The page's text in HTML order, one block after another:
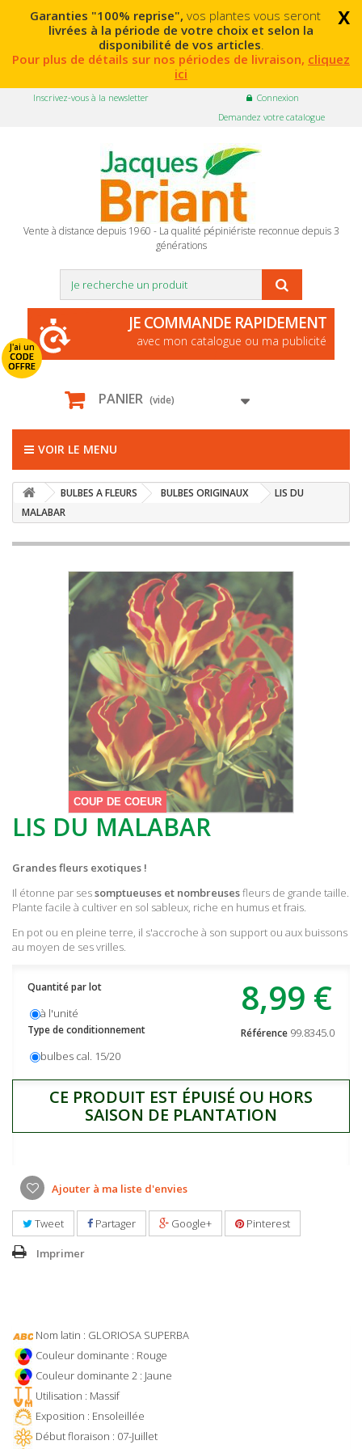
x
Garanties "100% reprise", vos plantes vous seront
livrées à la période de votre choix et selon la
disponibilité de vos articles.
Pour plus de détails sur nos périodes de livraison, cliquez
ici
Connexion
Inscrivez-vous à la newsletter
Demandez votre catalogue
Vente à distance depuis 1960 - La qualité pépiniériste reconnue depuis 3
générations
J'ai un
CODE
OFFRE
JE COMMANDE RAPIDEMENT
avec mon catalogue ou ma publicité
PANIER (vide)
VOIR LE MENU
BULBES A FLEURS BULBES ORIGINAUX
LIS DU
MALABAR
COUP DE COEUR
LIS DU MALABAR
Grandes fleurs exotiques !
Il étonne par sessomptueuses et nombreusesfleurs de grande taille.
Plante facile à cultiver en sol sableux, riche en humus et frais.
En pot ou en pleine terre, il s'accroche à son support ou aux buissons
au moyen de ses vrilles.
8,99 €
Référence 99.8345.0
Quantité par lot
à l'unité
Type de conditionnement
bulbes cal. 15/20
CE PRODUIT EST ÉPUISÉ OU HORS
SAISON DE PLANTATION
Ajouter à ma liste d'envies
Tweet Partager Google+ Pinterest
Imprimer
Nom latin : GLORIOSA SUPERBA
Couleur dominante : Rouge
Couleur dominante 2 : Jaune
Utilisation : Massif
Exposition : Ensoleillée
Début floraison : 07-Juillet